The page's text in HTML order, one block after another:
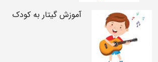
آموزش گیتار به کودک